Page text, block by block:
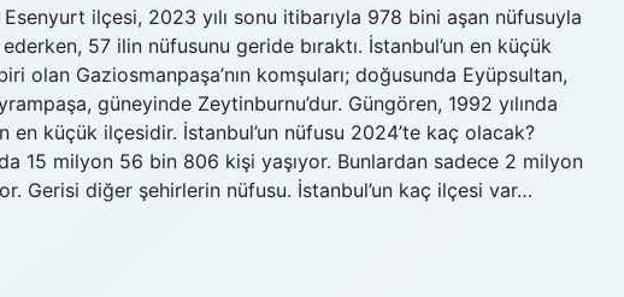
ilçesi, 2023 yılı sonu itibarıyla 978 bini aşan nüfusuyla
57 ilin nüfusunu geride bıraktı. İstanbul’un en küçük
olan Gaziosmanpaşa’nın komşuları; doğusunda Eyüpsultan,
güneyinde Zeytinburnu’dur. Güngören, 1992 yılında
en küçük ilçesidir. İstanbul’un nüfusu 2024’te kaç olacak?
15 milyon 56 bin 806 kişi yaşıyor. Bunlardan sadece 2 milyon
Gerisi diğer şehirlerin nüfusu. İstanbul’un kaç ilçesi var…